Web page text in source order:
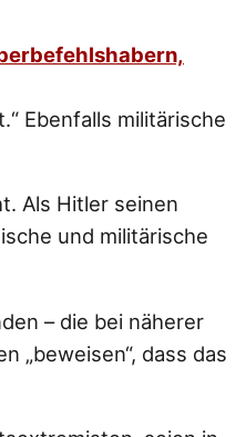
Ebenfalls militärische
Als Hitler seinen
und militärische
– die bei näherer
„beweisen“, dass das